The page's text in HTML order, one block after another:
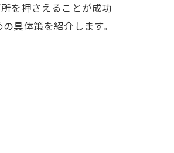
を押さえることが成功
具体策を紹介します。